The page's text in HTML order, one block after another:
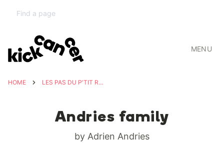
MENU
HOME LES PAS DU P'TIT ROI ⭐️
Andries family
by Adrien Andries